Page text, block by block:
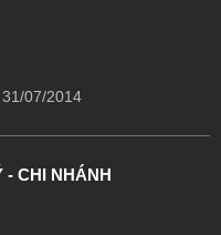
07/2014
- CHI NHÁNH